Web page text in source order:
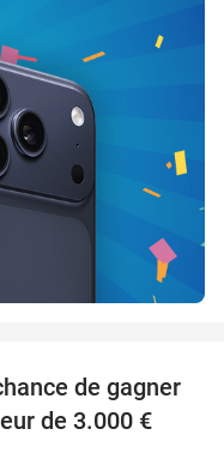
de gagner
de 3.000 €